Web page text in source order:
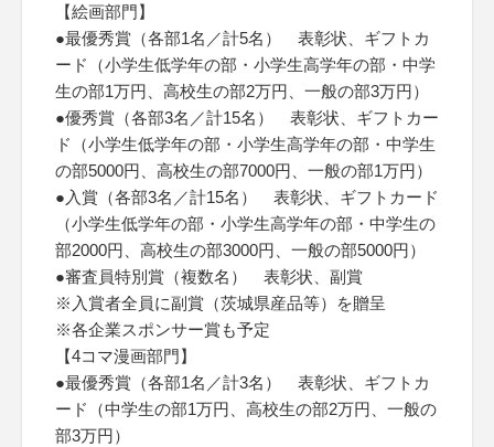
【絵画部門】
●最優秀賞（各部1名／計5名） 表彰状、ギフトカ
ード（小学生低学年の部・小学生高学年の部・中学
生の部1万円、高校生の部2万円、一般の部3万円）
●優秀賞（各部3名／計15名） 表彰状、ギフトカー
ド（小学生低学年の部・小学生高学年の部・中学生
の部5000円、高校生の部7000円、一般の部1万円）
●入賞（各部3名／計15名） 表彰状、ギフトカード
（小学生低学年の部・小学生高学年の部・中学生の
部2000円、高校生の部3000円、一般の部5000円）
●審査員特別賞（複数名） 表彰状、副賞
※入賞者全員に副賞（茨城県産品等）を贈呈
※各企業スポンサー賞も予定
【4コマ漫画部門】
●最優秀賞（各部1名／計3名） 表彰状、ギフトカ
ード（中学生の部1万円、高校生の部2万円、一般の
部3万円）